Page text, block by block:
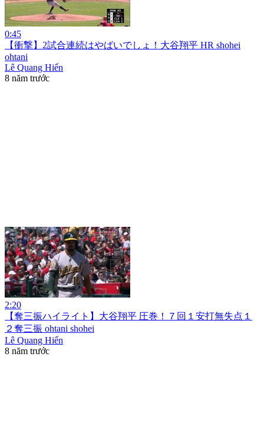
0:45
【衝撃】2試合連続はやばいでしょ！大谷翔平 HR shohei
ohtani
Lê Quang Hiến
8 năm trước
2:20
【奪三振ハイライト】大谷翔平 圧巻！７回１安打無失点１
２奪三振 ohtani shohei
Lê Quang Hiến
8 năm trước